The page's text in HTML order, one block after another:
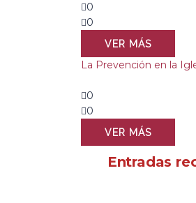
0
0
VER MÁS
La Prevención en la
0
0
VER MÁS
Entradas